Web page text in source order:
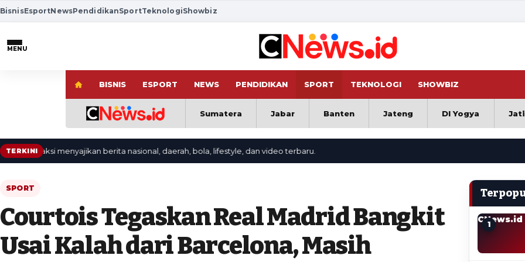
BisnisEsportNewsPendidikanSportTeknologiShowbiz
MENU
BISNIS ESPORT NEWS PENDIDIKAN SPORT TEKNOLOGI SHOWBIZ
Sumatera Jabar Banten Jateng DI Yogya
TERKINImenyajikan berita nasional, daerah, bola, lifestyle, dan video terbaru.
SPORT
Courtois Tegaskan Real Madrid Bangkit
Usai Kalah dari Barcelona, Masih
CNews.id
1